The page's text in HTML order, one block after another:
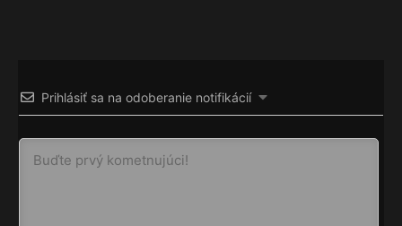
Prihlásiť sa na odoberanie notifikácií